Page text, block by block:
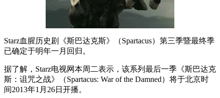
Starz血腥历史剧《斯巴达克斯》（Spartacus）第三季暨最终季
已确定于明年一月回归。
据了解，Starz电视网本周二表示，该系列最后一季《斯巴达克
斯：诅咒之战》（Spartacus: War of the Damned）将于北京时
间2013年1月26日开播。